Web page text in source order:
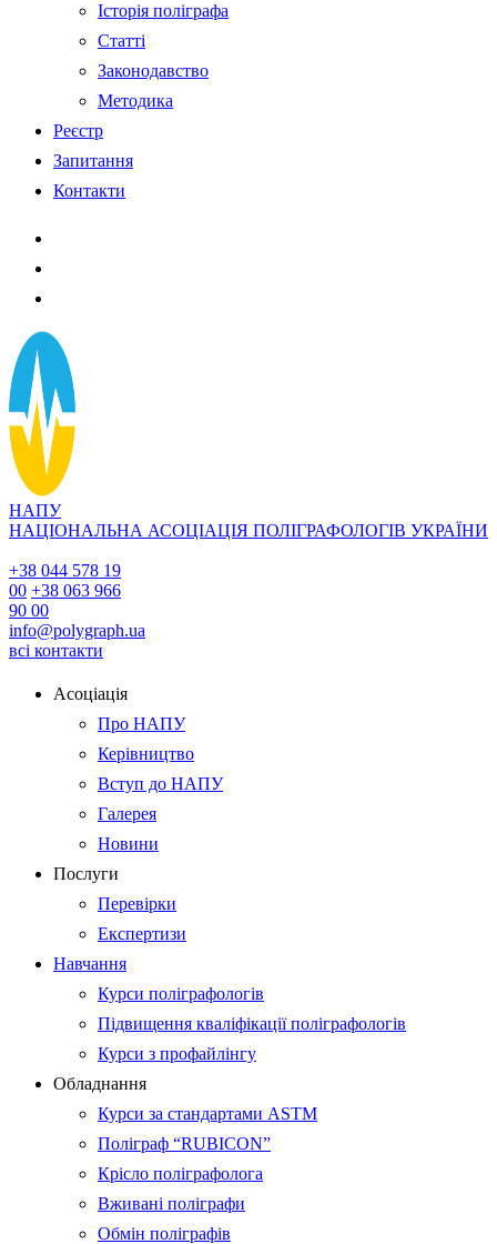
Історія поліграфа
Статті
Законодавство
Методика
Реєстр
Запитання
Контакти
НАПУ
НАЦІОНАЛЬНА АСОЦІАЦІЯ ПОЛІГРАФОЛОГІВ УКРАЇНИ
+38 044 578 19
00 +38 063 966
90 00
info@polygraph.ua
всі контакти
Асоціація
Про НАПУ
Керівництво
Вступ до НАПУ
Галерея
Новини
Послуги
Перевірки
Експертизи
Навчання
Курси поліграфологів
Підвищення кваліфікації поліграфологів
Курси з профайлінгу
Обладнання
Курси за стандартами ASTM
Поліграф “RUBICON”
Крісло поліграфолога
Вживані поліграфи
Обмін поліграфів